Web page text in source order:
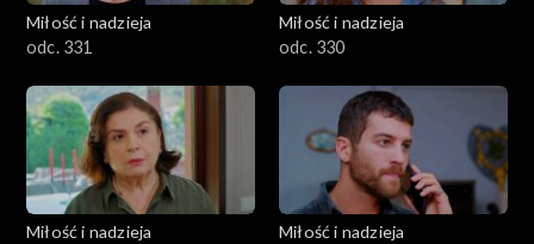
Miłość i nadzieja
odc. 331
Miłość i nadzieja
odc. 330
Miłość i nadzieja
Miłość i nadzieja